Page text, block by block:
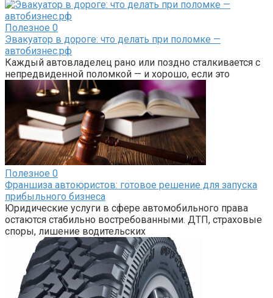
Полезное 0
Эвакуатор в дороге: что делать при поломке —
автобизнес.рф
Каждый автовладелец рано или поздно сталкивается с
непредвиденной поломкой — и хорошо, если это
Полезное 0
Франшиза автоюристов: готовое решение для запуска
прибыльного бизнеса
Юридические услуги в сфере автомобильного права
остаются стабильно востребованными. ДТП, страховые
споры, лишение водительских